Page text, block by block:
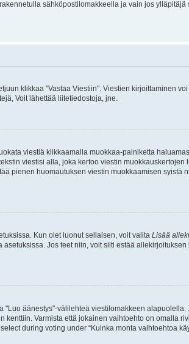
sähköpostilomakkeella ja vain jos
klikkaa "Vastaa Viestiin". Viestien kirjoittaminen
Voit lähettää liitetiedostoja, jne.
viestiä klikkaamalla muokkaa-painiketta
viestisi alla, joka kertoo viestin
pienen huomautuksen viestin muokkaamisen
Kun olet luonut sellaisen, voit valita Lisää
Jos teet niin, voit silti estää
äänestys"-välilehteä viestilomakkeen
Varmista että jokainen vaihtoehto on omalla
during voting under “Kuinka monta vaihtoehtoa